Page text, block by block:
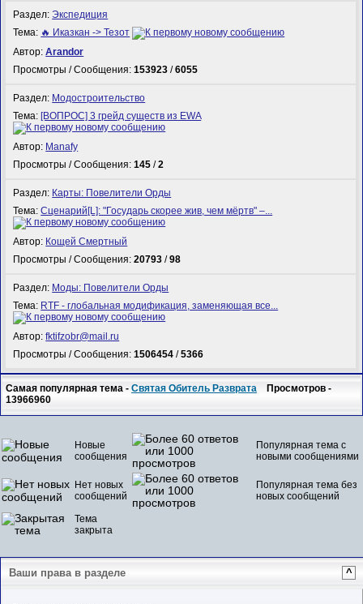
Раздел:Экспедиция
Тема: 🔥 Иказкан -> Тезот
Автор:Arandor
Просмотры / Сообщения:153923 /6055
Раздел: Модостроительство
Тема: [ВОПРОС] 3 грейд существ из EWA
Автор: Manafy
Просмотры / Сообщения:145 /2
Раздел: Карты: Повелители Орды
Тема:Сценарий[L]: "Государь скорее жив, чем мёртв" –...
Автор: Кощей Смертный
Просмотры / Сообщения:20793 /98
Раздел: Моды: Повелители Орды
Тема: RTF - глобальная модификация, заменяющая все...
Автор:fktifzobr@mail.ru
Просмотры / Сообщения:1506454 /5366
Самая популярная тема -Святая Обитель Разврата Просмотров -
13966960
Новые
сообщения
Популярная тема с
новыми сообщениями
Нет новых
сообщений
Популярная тема без
новых сообщений
Тема
закрыта
Ваши права в разделе ^